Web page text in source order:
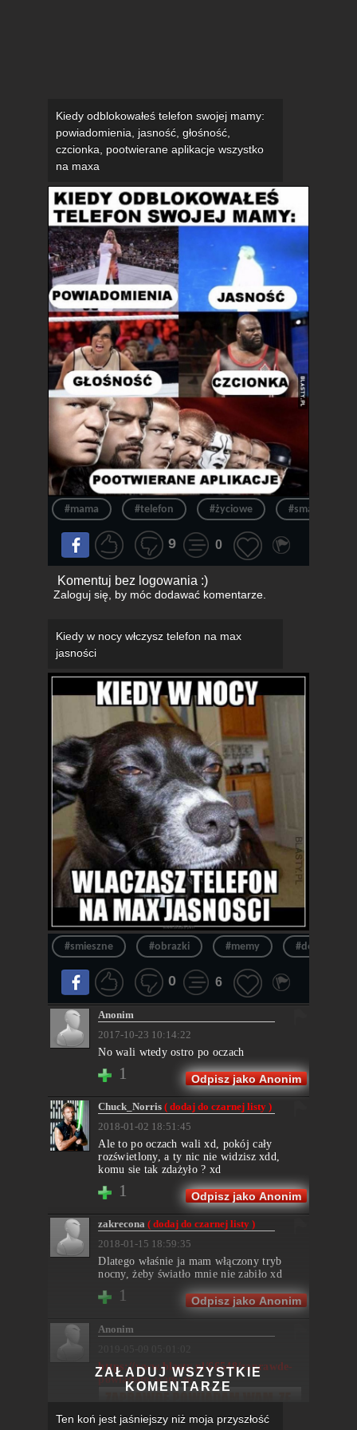
Kiedy odblokowałeś telefon swojej mamy:
powiadomienia, jasność, głośność,
czcionka, pootwierane aplikacje wszystko
na maxa
#mama #telefon #życiowe #smartfon
9 0
Komentuj bez logowania :)
Zaloguj się, by móc dodawać komentarze.
Kiedy w nocy włczysz telefon na max
jasności
#smieszne #obrazki #memy
0 6
Anonim
2017-10-23 10:14:22
No wali wtedy ostro po oczach
1 Odpisz jako Anonim
Chuck_Norris( dodaj do czarnej listy )
2018-01-02 18:51:45
Ale to po oczach wali xd, pokój cały
rozświetlony, a ty nic nie widzisz xdd,
komu sie tak zdażyło ? xd
1 Odpisz jako Anonim
zakrecona( dodaj do czarnej listy )
2018-01-15 18:59:35
Dlatego właśnie ja mam włączony tryb
nocny, żeby światło mnie nie zabiło xd
1 Odpisz jako Anonim
Anonim
https://www.blasty.pl/66548/zaprawde-
powiadam-wam-ze
ZAŁADUJ WSZYSTKIE
KOMENTARZE
Ten koń jest jaśniejszy niż moja przyszłość